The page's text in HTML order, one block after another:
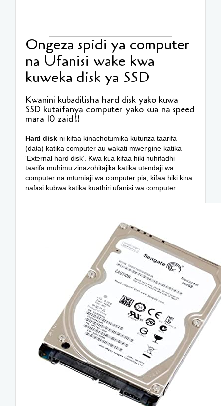
Ongeza spidi ya computer
na Ufanisi wake kwa
kuweka disk ya SSD
Kwanini kubadilisha hard disk yako kuwa
SSD kutaifanya computer yako kua na speed
mara 10 zaidi!!
Hard disk ni kifaa kinachotumika kutunza taarifa
(data) katika computer au wakati mwengine katika
‘External hard disk’. Kwa kua kifaa hiki huhifadhi
taarifa muhimu zinazohitajika katika utendaji wa
computer na mtumiaji wa computer pia, kifaa hiki kina
nafasi kubwa katika kuathiri ufanisi wa computer.